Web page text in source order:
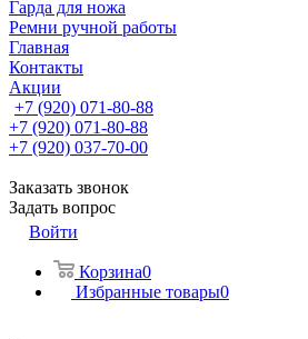
Гарда для ножа
Ремни ручной работы
Главная
Контакты
Акции
+7 (920) 071-80-88
+7 (920) 071-80-88
+7 (920) 037-70-00
Заказать звонок
Задать вопрос
Войти
Корзина0
Избранные товары0